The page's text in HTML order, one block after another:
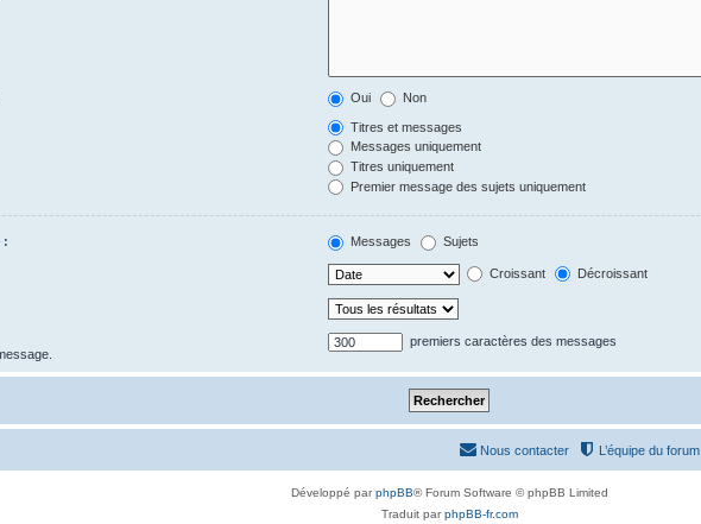
Oui Non
Titres et messages
Messages uniquement
Titres uniquement
Premier message des sujets uniquement
: Messages Sujets
Croissant Décroissant
premiers caractères des messages
L’équipe du forum
Nous contacter
Développé parphpBB® Forum Software © phpBB Limited
Traduit parphpBB-fr.com